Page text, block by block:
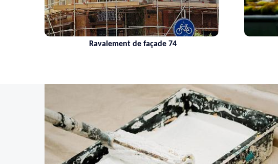
Ravalement de façade 74